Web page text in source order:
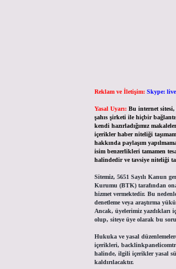
Reklam ve İletişim: Skype:
Yasal Uyarı: Bu internet
şahıs şirketi ile hiçbir
kendi hazırladığımız
içerikler haber niteliği
hakkında paylaşım
isim benzerlikleri tamamen
halindedir ve tavsiye niteliği
Sitemiz, 5651 Sayılı Kanun
Kurumu (BTK) tarafından
hizmet vermektedir. Bu
denetleme veya araştırma
Ancak, üyelerimiz yazdıkları
olup, siteye üye olarak bu
Hukuka ve yasal
içerikleri,
halinde, ilgili içerikler yasal
kaldırılacaktır.